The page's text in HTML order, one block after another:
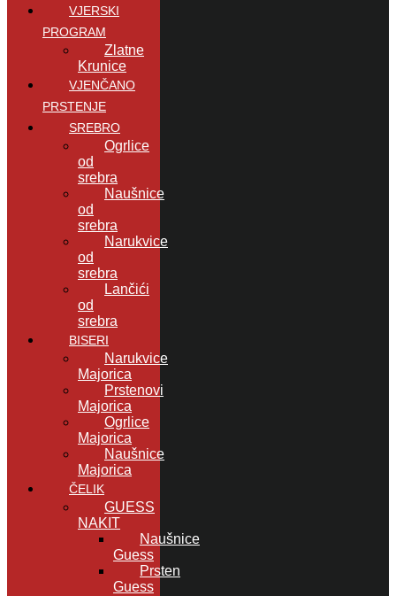
VJERSKI
PROGRAM
Zlatne
Krunice
VJENČANO
PRSTENJE
SREBRO
Ogrlice
od
srebra
Naušnice
od
srebra
Narukvice
od
srebra
Lančići
od
srebra
BISERI
Narukvice
Majorica
Prstenovi
Majorica
Ogrlice
Majorica
Naušnice
Majorica
ČELIK
GUESS
NAKIT
Naušnice
Guess
Prsten
Guess